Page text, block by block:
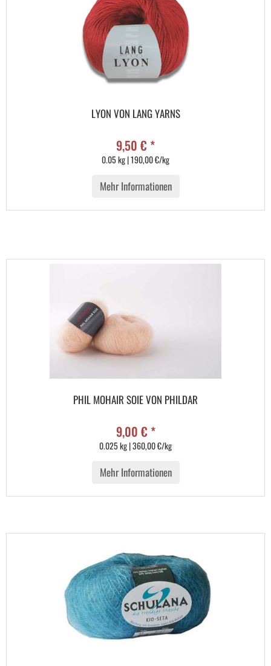
LYON VON LANG YARNS
9,50 € *
0.05 kg | 190,00 €/kg
Mehr Informationen
PHIL MOHAIR SOIE VON PHILDAR
9,00 € *
0.025 kg | 360,00 €/kg
Mehr Informationen